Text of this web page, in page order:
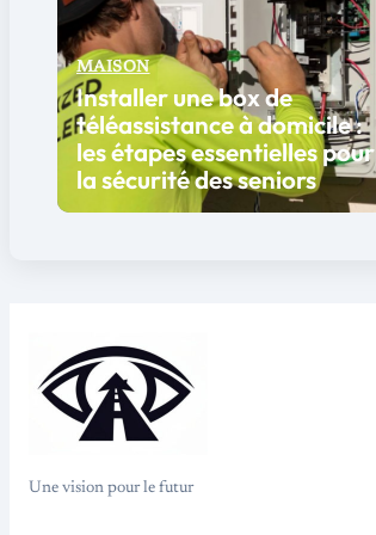
MAISON
Installer une box de
téléassistance à domicile :
les étapes essentielles pour
la sécurité des seniors
Une vision pour le futur